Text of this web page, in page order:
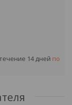
14 дней по